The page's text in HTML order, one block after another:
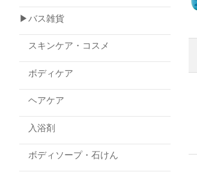
▶バス雑貨
スキンケア・コスメ
ボディケア
ヘアケア
入浴剤
ボディソープ・石けん